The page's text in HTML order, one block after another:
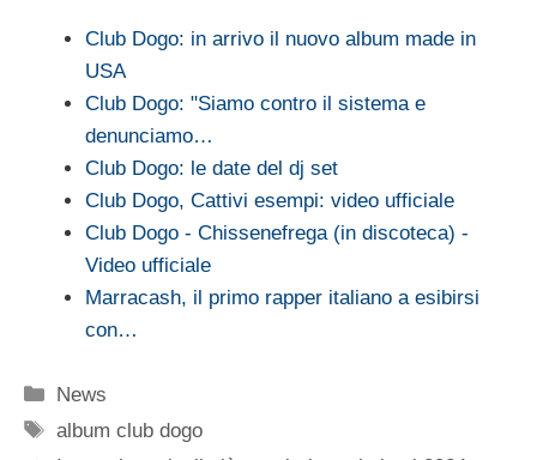
Club Dogo: in arrivo il nuovo album made in
USA
Club Dogo: "Siamo contro il sistema e
denunciamo…
Club Dogo: le date del dj set
Club Dogo, Cattivi esempi: video ufficiale
Club Dogo - Chissenefrega (in discoteca) -
Video ufficiale
Marracash, il primo rapper italiano a esibirsi
con…
Categorie
News
Tag
album club dogo